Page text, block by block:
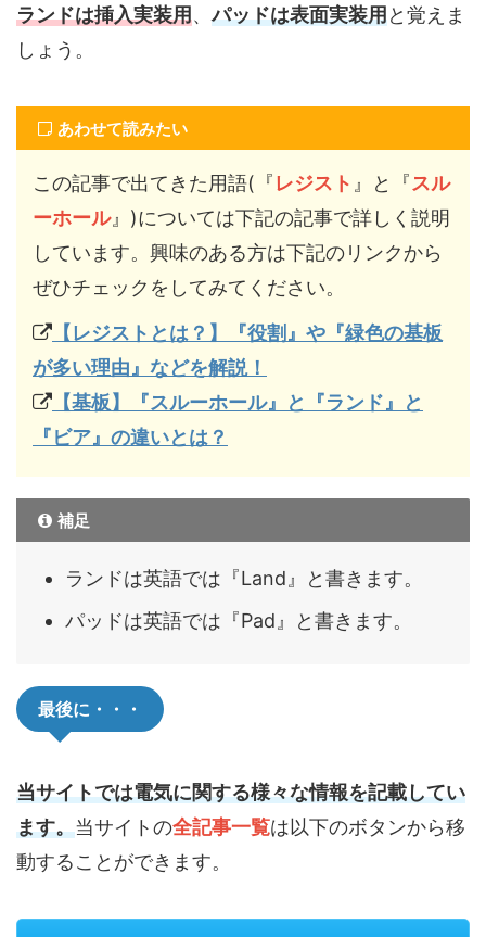
ランドは挿入実装用、パッドは表面実装用と覚えま
しょう。
あわせて読みたい
この記事で出てきた用語(『レジスト 』と『スル
ーホール』)については下記の記事で詳しく説明
しています。興味のある方は下記のリンクから
ぜひチェックをしてみてください。
【レジストとは？】『役割』や『緑色の基板
が多い理由』などを解説！
【基板】『スルーホール』と『ランド』と
『ビア』の違いとは？
補足
ランドは英語では『Land』と書きます。
パッドは英語では『Pad』と書きます。
最後に・・・
当サイトでは電気に関する様々な情報を記載してい
ます。当サイトの全記事一覧は以下のボタンから移
動することができます。